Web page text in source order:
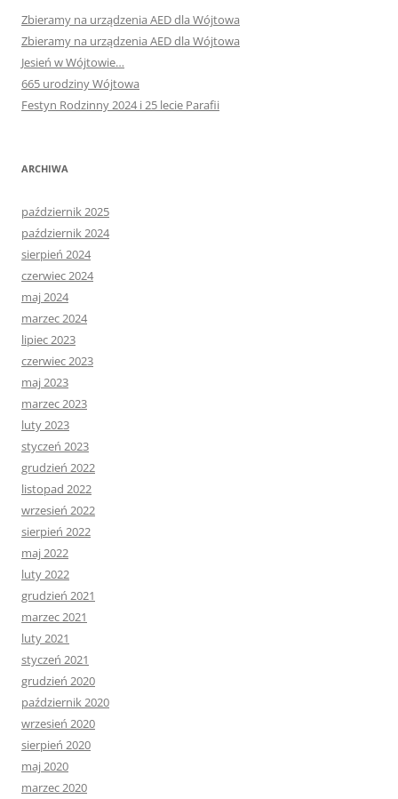
Zbieramy na urządzenia AED dla Wójtowa
Zbieramy na urządzenia AED dla Wójtowa
Jesień w Wójtowie…
665 urodziny Wójtowa
Festyn Rodzinny 2024 i 25 lecie Parafii
ARCHIWA
październik 2025
październik 2024
sierpień 2024
czerwiec 2024
maj 2024
marzec 2024
lipiec 2023
czerwiec 2023
maj 2023
marzec 2023
luty 2023
styczeń 2023
grudzień 2022
listopad 2022
wrzesień 2022
sierpień 2022
maj 2022
luty 2022
grudzień 2021
marzec 2021
luty 2021
styczeń 2021
grudzień 2020
październik 2020
wrzesień 2020
sierpień 2020
maj 2020
marzec 2020